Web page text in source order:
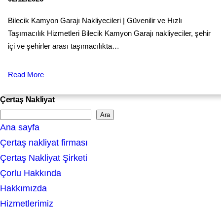
Bilecik Kamyon Garajı Nakliyecileri | Güvenilir ve Hızlı
Taşımacılık Hizmetleri Bilecik Kamyon Garajı nakliyeciler, şehir
içi ve şehirler arası taşımacılıkta…
Read More
Çertaş Nakliyat
e
a
r
c
h
Ara
Ana sayfa
Çertaş nakliyat firması
Çertaş Nakliyat Şirketi
Çorlu Hakkında
Hakkımızda
Hizmetlerimiz